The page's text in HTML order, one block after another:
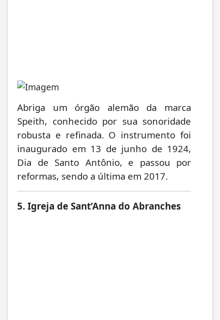
Abriga um órgão alemão da marca
Speith, conhecido por sua sonoridade
robusta e refinada. O instrumento foi
inaugurado em 13 de junho de 1924,
Dia de Santo Antônio, e passou por
reformas, sendo a última em 2017.
5. Igreja de Sant’Anna do Abranches